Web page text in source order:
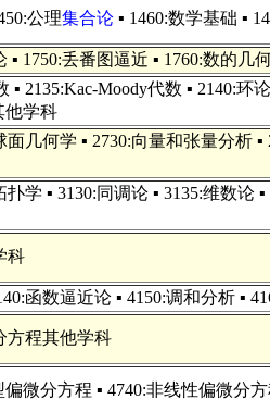
公理集合论 ▪ 1460:数学基础 ▪
1750:丢番图逼近 ▪ 1760:数的
▪ 2135:Kac-Moody代数 ▪ 2140:
他学科
面几何学 ▪ 2730:向量和张量分析
学 ▪ 3130:同调论 ▪ 3135:维数
科
函数逼近论 ▪ 4150:调和分析 ▪
方程其他学科
微分方程 ▪ 4740:非线性偏微分